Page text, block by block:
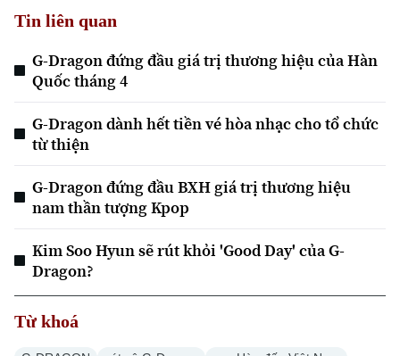
Tin liên quan
G-Dragon đứng đầu giá trị thương hiệu của Hàn
Quốc tháng 4
G-Dragon dành hết tiền vé hòa nhạc cho tổ chức
từ thiện
G-Dragon đứng đầu BXH giá trị thương hiệu
nam thần tượng Kpop
Kim Soo Hyun sẽ rút khỏi 'Good Day' của G-
Dragon?
Từ khoá